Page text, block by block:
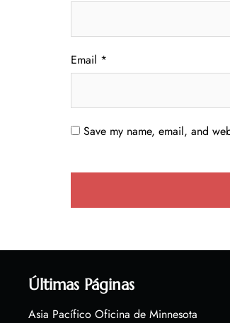
Email *
Save my name, email, and
Últimas Páginas
Asia Pacífico Oficina de Minnesota